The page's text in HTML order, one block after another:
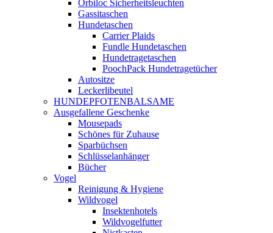
Orbiloc Sicherheitsleuchten
Gassitaschen
Hundetaschen
Carrier Plaids
Fundle Hundetaschen
Hundetragetaschen
PoochPack Hundetragetücher
Autositze
Leckerlibeutel
HUNDEPFOTENBALSAME
Ausgefallene Geschenke
Mousepads
Schönes für Zuhause
Sparbüchsen
Schlüsselanhänger
Bücher
Vogel
Reinigung & Hygiene
Wildvogel
Insektenhotels
Wildvogelfutter